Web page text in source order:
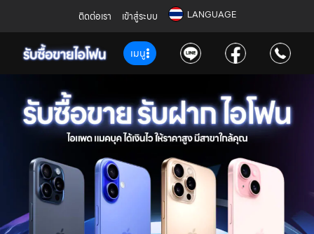
ติดต่อเรา เข้าสู่ระบบ LANGUAGE
เมนู